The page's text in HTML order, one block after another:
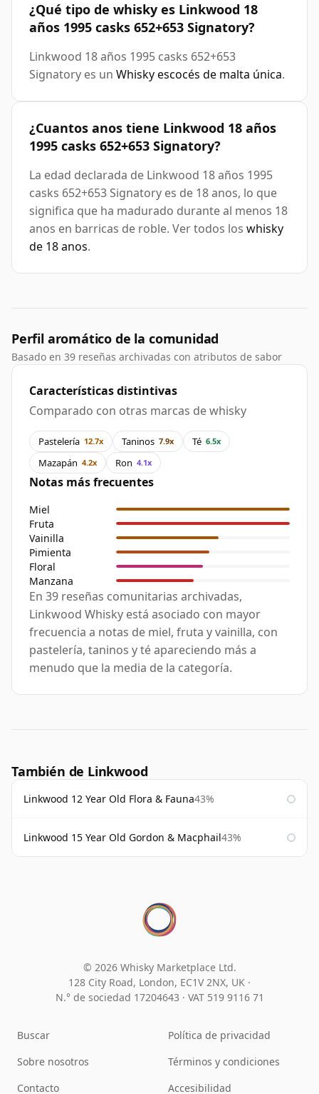
¿Qué tipo de whisky es Linkwood 18
años 1995 casks 652+653 Signatory?
Linkwood 18 años 1995 casks 652+653
Signatory es un Whisky escocés de malta única.
¿Cuantos anos tiene Linkwood 18 años
1995 casks 652+653 Signatory?
La edad declarada de Linkwood 18 años 1995
casks 652+653 Signatory es de 18 anos, lo que
significa que ha madurado durante al menos 18
anos en barricas de roble. Ver todos los whisky
de 18 anos.
Perfil aromático de la comunidad
Basado en 39 reseñas archivadas con atributos de sabor
Características distintivas
Comparado con otras marcas de whisky
Pastelería 12.7x Taninos 7.9x Té 6.5x
Mazapán 4.2x Ron 4.1x
Notas más frecuentes
Miel
Fruta
Vainilla
Pimienta
Floral
Manzana
En 39 reseñas comunitarias archivadas,
Linkwood Whisky está asociado con mayor
frecuencia a notas de miel, fruta y vainilla, con
pastelería, taninos y té apareciendo más a
menudo que la media de la categoría.
También de Linkwood
Linkwood 12 Year Old Flora & Fauna43%
Linkwood 15 Year Old Gordon & Macphail43%
© 2026 Whisky Marketplace Ltd.
128 City Road, London, EC1V 2NX, UK ·
N.° de sociedad 17204643 · VAT 519 9116 71
Buscar
Sobre nosotros
Contacto
Política de privacidad
Términos y condiciones
Accesibilidad